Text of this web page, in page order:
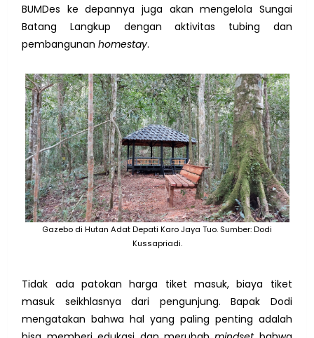
BUMDes ke depannya juga akan mengelola Sungai
Batang Langkup dengan aktivitas tubing dan
pembangunan homestay.
Gazebo di Hutan Adat Depati Karo Jaya Tuo. Sumber: Dodi
Kussapriadi.
Tidak ada patokan harga tiket masuk, biaya tiket
masuk seikhlasnya dari pengunjung. Bapak Dodi
mengatakan bahwa hal yang paling penting adalah